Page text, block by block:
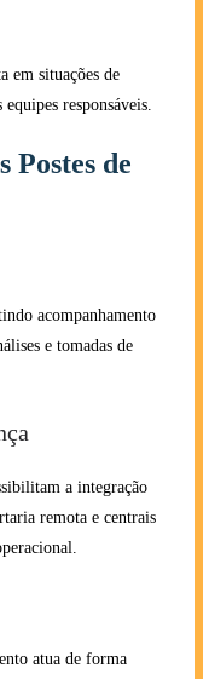
em situações de
responsáveis.
Postes de
acompanhamento
e tomadas de
a integração
remota e centrais
atua de forma